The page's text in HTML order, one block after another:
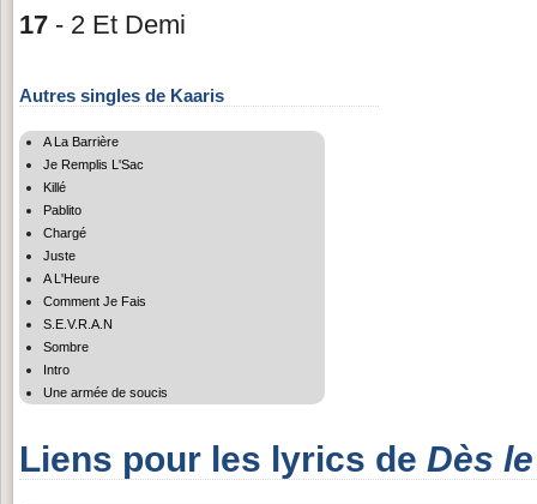
17 - 2 Et Demi
Autres singles de Kaaris
A La Barrière
Je Remplis L'Sac
Killé
Pablito
Chargé
Juste
A L'Heure
Comment Je Fais
S.E.V.R.A.N
Sombre
Intro
Une armée de soucis
Liens pour les lyrics de Dès